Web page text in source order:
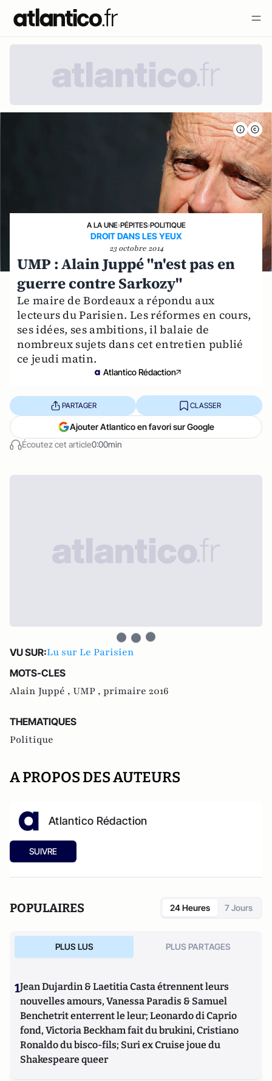
A LA UNE›PÉPITES›POLITIQUE
DROIT DANS LES YEUX
23 octobre 2014
UMP : Alain Juppé "n'est pas en
guerre contre Sarkozy"
Le maire de Bordeaux a répondu aux
lecteurs du Parisien. Les réformes en cours,
ses idées, ses ambitions, il balaie de
nombreux sujets dans cet entretien publié
ce jeudi matin.
Atlantico Rédaction
Écoutez cet article0:00min
PARTAGER CLASSER
Ajouter Atlantico en favori sur Google
VU SUR:Lu sur Le Parisien
MOTS-CLES
Alain Juppé , UMP , primaire 2016
THEMATIQUES
Politique
A PROPOS DES AUTEURS
Atlantico Rédaction
SUIVRE
POPULAIRES 24 Heures 7 Jours
PLUS LUS PLUS PARTAGES
1Jean Dujardin & Laetitia Casta étrennent leurs
nouvelles amours, Vanessa Paradis & Samuel
Benchetrit enterrent le leur; Leonardo di Caprio
fond, Victoria Beckham fait du brukini, Cristiano
Ronaldo du bisco-fils; Suri ex Cruise joue du
Shakespeare queer